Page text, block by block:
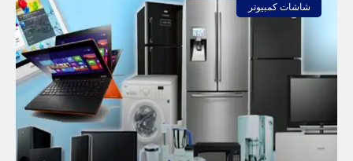
شاشات كمبيوتر